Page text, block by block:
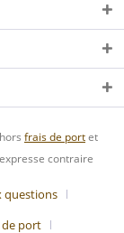
frais de portet
contraire
questions
de port